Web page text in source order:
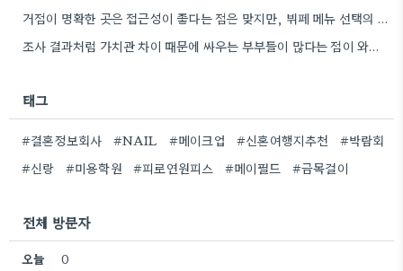
거점이 명확한 곳은 접근성이 좋다는 점은 맞지만, 뷔페 메뉴 선택의 폭이 줄어들 가능성이 높아 보네요.
조사 결과처럼 가치관 차이 때문에 싸우는 부부들이 많다는 점이 와닿네요. 좀 더 깊이 있는 대화를…
태그
#결혼정보회사 #NAIL #메이크업 #신혼여행지추천
#박람회
#신랑
#미용학원 #피로연원피스 #메이필드 #금목걸이
전체 방문자
오늘
0